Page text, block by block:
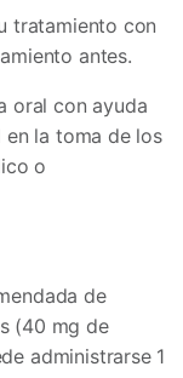
tratamiento con
antes.
oral con ayuda
la toma de los
o
de
(40 mg de
administrarse 1